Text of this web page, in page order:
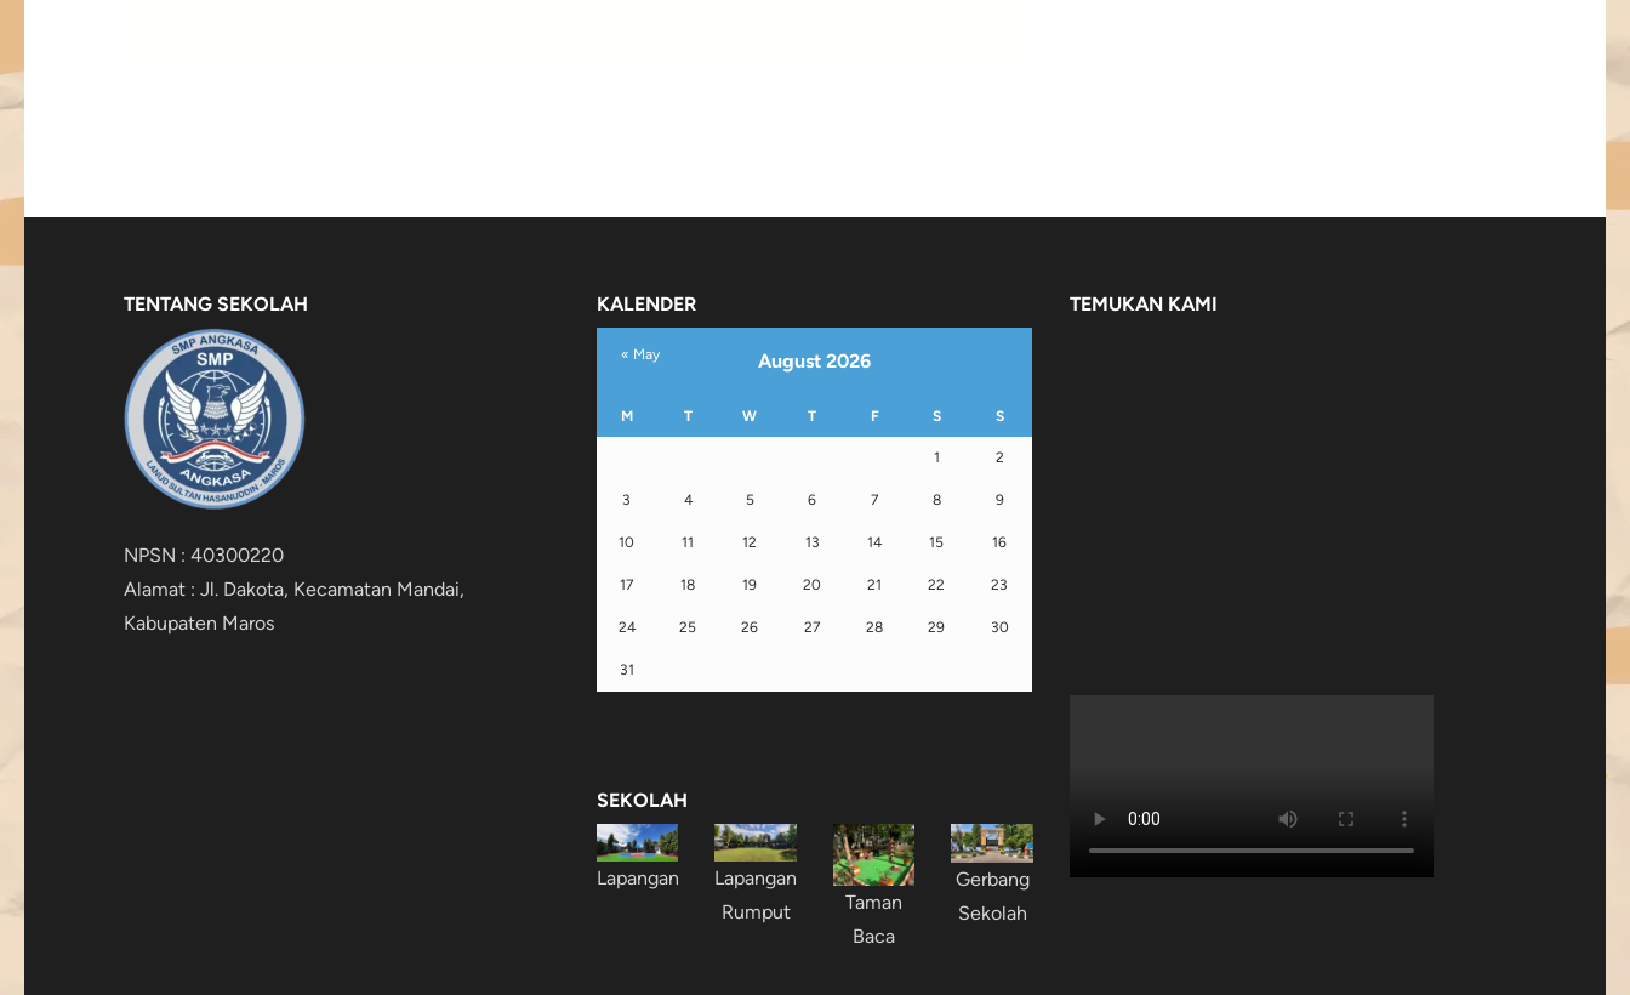
TENTANG SEKOLAH
NPSN : 40300220
Alamat : Jl. Dakota, Kecamatan Mandai,
Kabupaten Maros
KALENDER
August 2026
M T W T F S S
1 2
3 4 5 6 7 8 9
10 11 12 13 14 15 16
17 18 19 20 21 22 23
24 25 26 27 28 29 30
31
« May
SEKOLAH
Lapangan
Lapangan
Rumput
Taman
Baca
Gerbang
Sekolah
TEMUKAN KAMI